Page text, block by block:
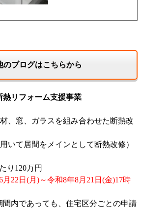
のブログはこちらから
熱リフォーム支援事業
、窓、ガラスを組み合わせた断熱改
いて居間をメインとして断熱改修）
り120万円
月22日(月)～令和8年8月21日(金)17時
内であっても、住宅区分ごとの申請